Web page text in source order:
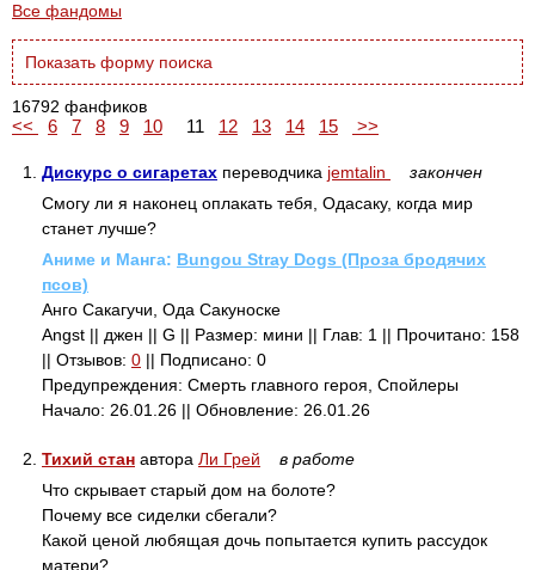
Все фандомы
16792 фанфиков
<< 6 7 8 9 10 11 12 13 14 15 >>
1. Дискурс о сигаретах переводчика jemtalin
закончен
Смогу ли я наконец оплакать тебя, Одасаку, когда мир
станет лучше?
Аниме и Манга: Bungou Stray Dogs (Проза бродячих
псов)
Анго Сакагучи, Ода Сакуноске
Angst || джен || G || Размер: мини || Глав: 1 || Прочитано: 158
|| Отзывов: 0 || Подписано: 0
Предупреждения: Смерть главного героя, Спойлеры
Начало: 26.01.26 || Обновление: 26.01.26
2. Тихий стан автора Ли Грей
в работе
Что скрывает старый дом на болоте?
Почему все сиделки сбегали?
Какой ценой любящая дочь попытается купить рассудок
матери?
Показать форму поиска